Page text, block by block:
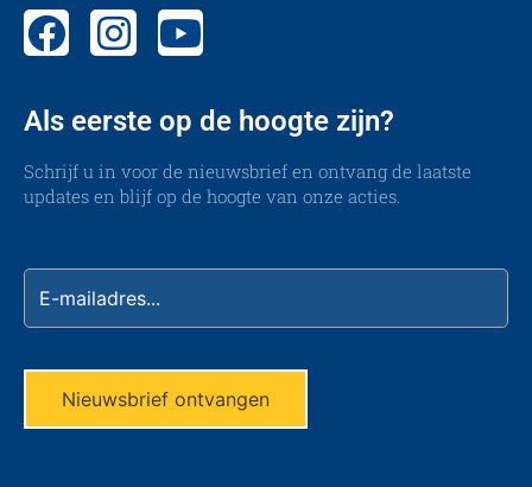
Als eerste op de hoogte zijn?
Schrijf u in voor de nieuwsbrief en ontvang de laatste
updates en blijf op de hoogte van onze acties.